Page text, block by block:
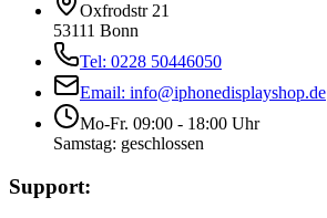
Oxfrodstr 21
53111 Bonn
Tel: 0228 50446050
Email: info@iphonedisplayshop.de
Mo-Fr. 09:00 - 18:00 Uhr
Samstag: geschlossen
Support: